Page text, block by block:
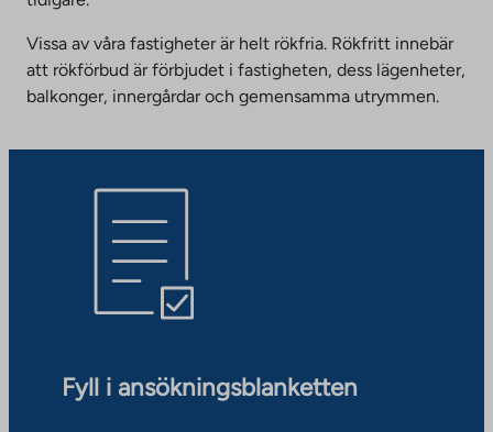
Vissa av våra fastigheter är helt rökfria. Rökfritt innebär
att rökförbud är förbjudet i fastigheten, dess lägenheter,
balkonger, innergårdar och gemensamma utrymmen.
Fyll i ansökningsblanketten